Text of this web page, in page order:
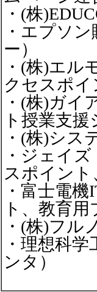
・(株
・エプソ
ー）
・(株)エ
クセスポイ
・(株)ガ
ト授業支
・(株)シス
・ジェイ
スポイン
・富士電
ト、教育
・(株)フル
・理想科
ンタ）